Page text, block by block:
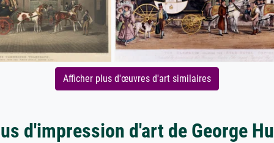
Afficher plus d'œuvres d'art similaires
d'impression d'art de George